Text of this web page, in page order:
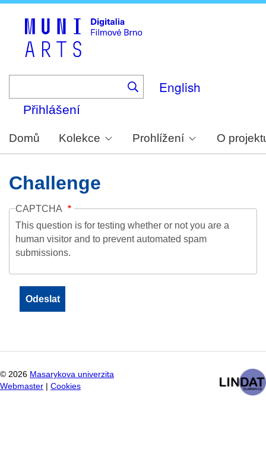
English
Přihlášení
Domů Kolekce Prohlížení O
Challenge
CAPTCHA
This question is for testing whether or not you are a
human visitor and to prevent automated spam
submissions.
© 2026 Masarykova univerzita
Webmaster
Cookies